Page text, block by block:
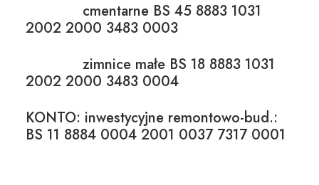
cmentarne BS 45 8883 1031
2002 2000 3483 0003
zimnice małe BS 18 8883 1031
2002 2000 3483 0004
KONTO: inwestycyjne remontowo-bud.:
BS 11 8884 0004 2001 0037 7317 0001